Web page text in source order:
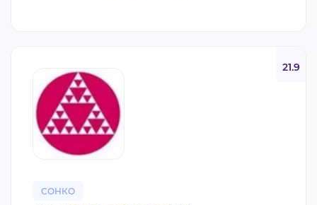
СОНКО
21.9